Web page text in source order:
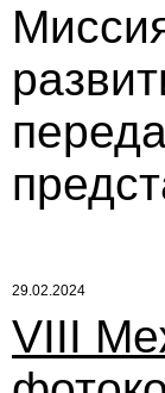
29.02.2024
VIII